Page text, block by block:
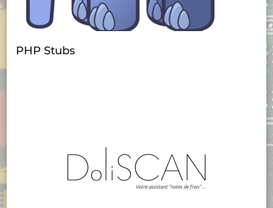
PHP Stubs